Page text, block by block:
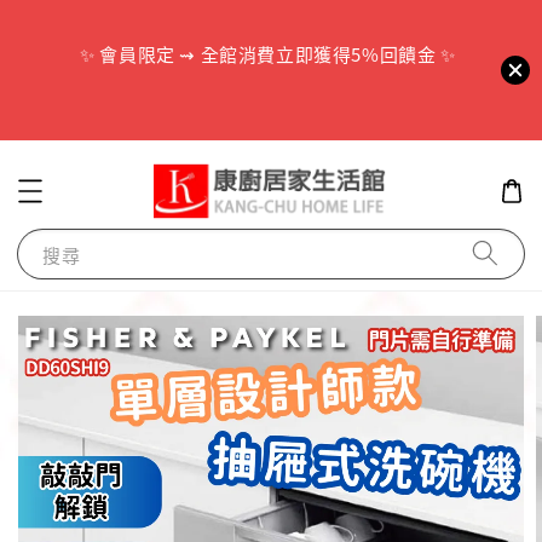
        ✨ 會員限定 ⇝ 全館消費立即獲得5%回饋金 ✨
搜尋